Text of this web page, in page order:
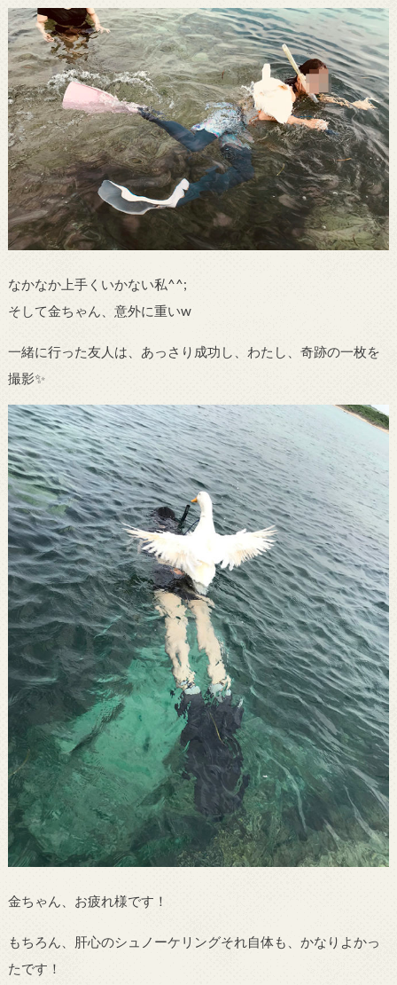
なかなか上手くいかない私^^;
そして金ちゃん、意外に重いw
一緒に行った友人は、あっさり成功し、わたし、奇跡の一枚を
撮影✨
金ちゃん、お疲れ様です！
もちろん、肝心のシュノーケリングそれ自体も、かなりよかっ
たです！